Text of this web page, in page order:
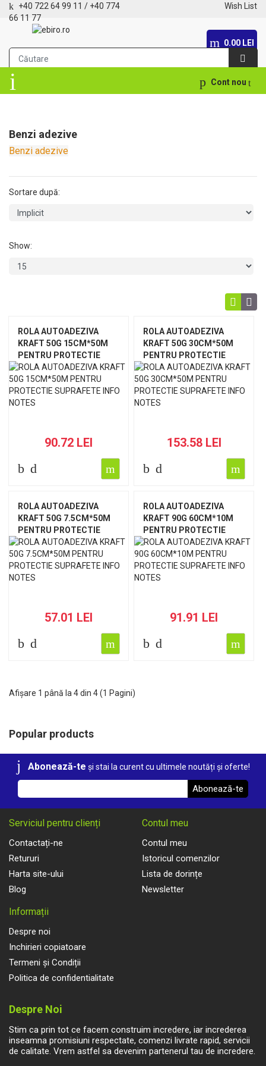
+40 722 64 99 11 / +40 774
66 11 77
Wish List
0.00 LEI
Cont nou
Benzi adezive
Benzi adezive
Sortare după:
Show:
ROLA AUTOADEZIVA
KRAFT 50G 15CM*50M
PENTRU PROTECTIE
SUPRAFETE INFO NOTES
90.72 LEI
ROLA AUTOADEZIVA
KRAFT 50G 30CM*50M
PENTRU PROTECTIE
SUPRAFETE INFO NOTES
153.58 LEI
ROLA AUTOADEZIVA
KRAFT 50G 7.5CM*50M
PENTRU PROTECTIE
SUPRAFETE INFO NOTES
57.01 LEI
ROLA AUTOADEZIVA
KRAFT 90G 60CM*10M
PENTRU PROTECTIE
SUPRAFETE INFO NOTES
91.91 LEI
Afișare 1 până la 4 din 4 (1 Pagini)
Popular products
Abonează-te și stai la curent cu ultimele noutăți și oferte!
Abonează-te
Serviciul pentru clienți
Contactați-ne
Retururi
Harta site-ului
Blog
Contul meu
Contul meu
Istoricul comenzilor
Lista de dorințe
Newsletter
Informații
Despre noi
Inchirieri copiatoare
Termeni și Condiții
Politica de confidentialitate
Despre Noi
Stim ca prin tot ce facem construim incredere, iar increderea
inseamna promisiuni respectate, comenzi livrate rapid, servicii
de calitate. Vrem astfel sa devenim partenerul tau de incredere.